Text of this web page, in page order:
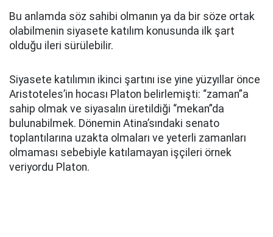
Bu anlamda söz sahibi olmanın ya da bir söze ortak
olabilmenin siyasete katılım konusunda ilk şart
olduğu ileri sürülebilir.
Siyasete katılımın ikinci şartını ise yine yüzyıllar önce
Aristoteles’in hocası Platon belirlemişti: “zaman”a
sahip olmak ve siyasalın üretildiği “mekan”da
bulunabilmek. Dönemin Atina’sındaki senato
toplantılarına uzakta olmaları ve yeterli zamanları
olmaması sebebiyle katılamayan işçileri örnek
veriyordu Platon.